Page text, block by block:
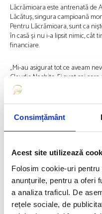
Consimțământ
Acest site utilizează
Folosim cookie-uri
anunțurile, pentru a oferi
a analiza traficul. De
rețele sociale, de
Lăcrămioara este antrenată de
Lăcătuș, singura campioană
Pentru Lăcrămioara, sunt ca
în casă și nu i-a lipsit nimic, cât
financiare.
„Mi-au asigurat tot ce aveam
Claudia Nechita. Ei sunt cei
nu mai credeam. Au știut să-mi
mine până voi reuși”, spune ea.
După ce s-a calificat la Paris
antrenorul ei zâmbind mai des.
„Am trecut prin multe momente
feminin și cât de afectat a fost
obiectivele. Acum, după ce am
să zâmbească mai des. Mă
mele am contribuit și eu la